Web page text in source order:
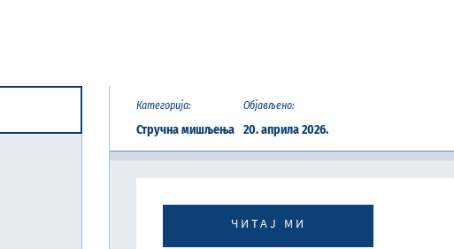
Категорија:
Стручна мишљења
Објављено:
20. априла 2026.
ЧИТАЈ МИ